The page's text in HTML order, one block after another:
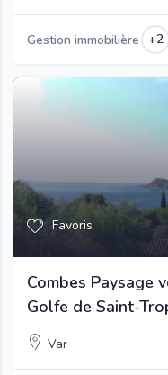
Gestion immobilière +2
Favoris
Combes Paysage
Golfe de Saint-
Var